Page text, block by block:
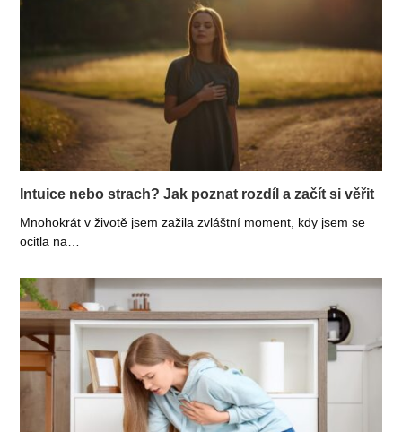
Intuice nebo strach? Jak poznat rozdíl a začít si věřit
Mnohokrát v životě jsem zažila zvláštní moment, kdy jsem se
ocitla na…